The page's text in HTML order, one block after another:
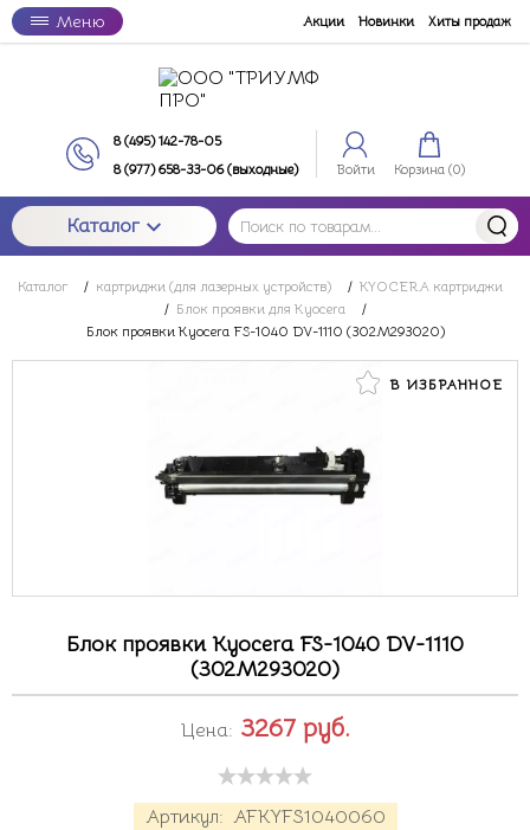
Меню Акции Новинки Хиты продаж
8 (495) 142-78-05
8 (977) 658-33-06 (выходные)
Войти Корзина (0)
Каталог
Каталог / картриджи (для лазерных устройств) / KYOCERA картриджи
/ Блок проявки для Kyocera
/
Блок проявки Kyocera FS-1040 DV-1110 (302M293020)
В ИЗБРАННОЕ
Блок проявки Kyocera FS-1040 DV-1110
(302M293020)
Артикул: AFKYFS1040060
Цена: 3267 руб.